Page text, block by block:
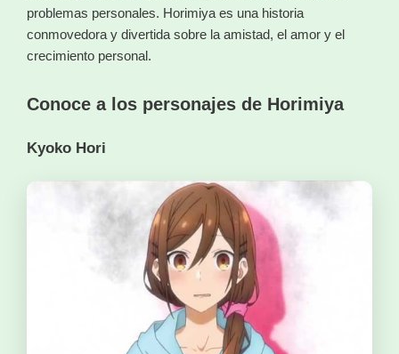
problemas personales. Horimiya es una historia
conmovedora y divertida sobre la amistad, el amor y el
crecimiento personal.
Conoce a los personajes de Horimiya
Kyoko Hori